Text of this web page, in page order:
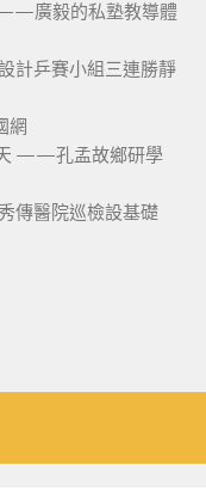
——廣毅的私塾教導體
計乒賽小組三連勝靜
網
天 ——孔孟故鄉研學
傳醫院巡檢設基礎